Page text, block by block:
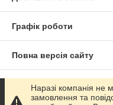
Графік роботи
Повна версія сайту
Сайт створено на
Наразі компанія не
замовлення та